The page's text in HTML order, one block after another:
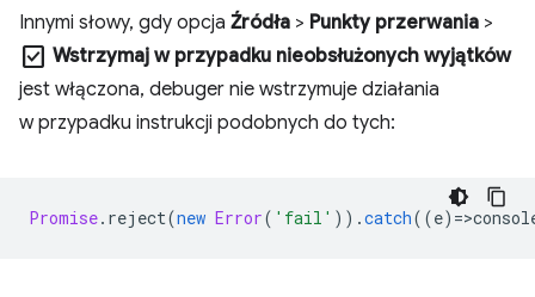
Innymi słowy, gdy opcja Źródła > Punkty przerwania >
check_box Wstrzymaj w przypadku nieobsłużonych wyjątków
jest włączona, debuger nie wstrzymuje działania
w przypadku instrukcji podobnych do tych:
Promise. reject(new Error( 'fail' )).catch((e) =>